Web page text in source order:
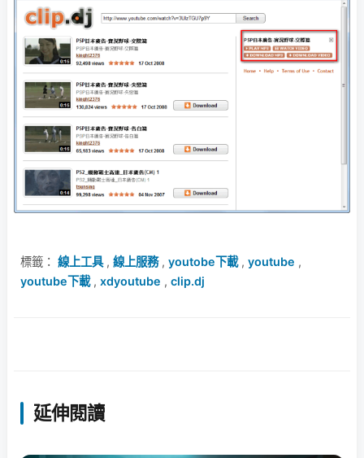
標籤： 線上工具, 線上服務, youtobe下載, youtube ,
youtube下載, xdyoutube , clip.dj
延伸閱讀